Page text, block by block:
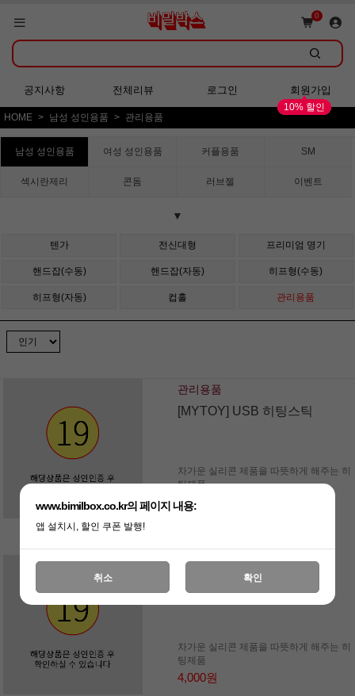
0
회원가입 시 다양한 혜택 증정!
쇼핑몰 GRAND OPEN!
공지사항 전체리뷰 로그인 회원가입
10% 할인
HOME
남성 성인용품 관리용품
남성 성인용품 여성 성인용품 커플용품 SM
섹시란제리 콘돔 러브젤 이벤트
▼
텐가 전신대형 프리미엄 명기
핸드잡(수동) 핸드잡(자동) 히프형(수동)
히프형(자동) 컵홀 관리용품
관리용품
[MYTOY] USB 히팅스틱
차가운 실리콘 제품을 따뜻하게 해주는 히
팅제품
4,000원
관리용품
[MYTOY] 온열팩
차가운 실리콘 제품을 따뜻하게 해주는 히
팅제품
4,000원
www.bimilbox.co.kr의 페이지 내용:
앱 설치시, 할인 쿠폰 발행!
취소 확인